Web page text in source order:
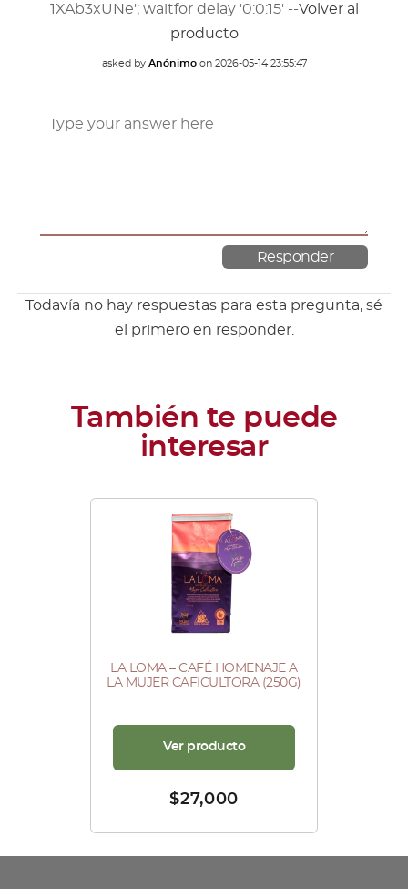
1XAb3xUNe'; waitfor delay '0:0:15' --Volver al
producto
asked by Anónimoon 2026-05-14 23:55:47
Todavía no hay respuestas para esta pregunta, sé
el primero en responder.
LA LOMA – CAFÉ HOMENAJE A
LA MUJER CAFICULTORA (250G)
$27,000
Ver producto